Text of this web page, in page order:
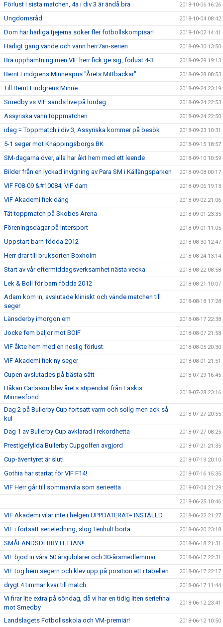
Förlust i sista matchen, 4a i div 3 är ändå bra 2018-10-06 16:26
Ungdomsråd 2018-10-04 08:42
Dom här härliga tjejerna söker fler fotbollskompisar! 2018-10-02 14:41
Härligt gäng vände och vann herr7an-serien 2018-09-30 13:50
Bra upphämtning men VIF herr fick ge sig, förlust 4-3 2018-09-29 19:13
Bernt Lindgrens Minnespris "Årets Mittbackar" 2018-09-28 08:53
Till Bernt Lindgrens Minne 2018-09-24 23:19
Smedby vs VIF sänds live på lördag 2018-09-24 22:53
Assyriska vann toppmatchen 2018-09-24 22:50
idag = Toppmatch i div 3, Assyriska kommer på besök 2018-09-23 10:31
5-1 seger mot Knäppingsborgs BK 2018-09-15 18:57
SM-dagarna över, alla har åkt hem med ett leende 2018-09-10 10:59
Bilder från en lyckad invigning av Para SM i Källängsparken 2018-09-08 00:17
VIF F08-09 &#10084; VIF dam 2018-09-06 19:13
VIF Akademi fick däng 2018-09-02 21:06
Tät toppmatch på Skobes Arena 2018-09-01 23:35
Föreningsdagar på Intersport 2018-09-01 11:05
Uppstart barn födda 2012 2018-08-30 12:47
Herr drar till bruksorten Boxholm 2018-08-24 13:14
Start av vår eftermiddagsverksamhet nästa vecka 2018-08-22 08:58
Lek & Boll för barn födda 2012 2018-08-21 10:07
Adam kom in, avslutade kliniskt och vände matchen till
seger
2018-08-18 17:28
Länsderby imorgon em 2018-08-17 22:38
Jocke fem baljor mot BOIF 2018-08-07 21:58
VIF åkte hem med en neslig förlust 2018-08-05 20:30
VIF Akademi fick ny seger 2018-08-01 21:51
Cupen avslutades på bästa sätt 2018-07-29 16:45
Håkan Carlsson blev årets stipendiat från Läskis
Minnesfond
2018-07-28 23:16
Dag 2 på Bullerby Cup fortsatt varm och solig men ack så
kul
2018-07-27 20:55
Dag 1 av Bullerby Cup avklarad i rekordhetta 2018-07-27 08:25
Prestigefyllda Bullerby Cupgolfen avgjord 2018-07-21 21:35
Cup-äventyret är slut! 2018-07-19 20:10
Gothia har startat för VIF F14! 2018-07-16 15:35
VIF Herr går till sommarvila som serieetta 2018-07-04 21:29
2018-06-25 10:46
VIF Akademi vilar inte i helgen UPPDATERAT= INSTÄLLD 2018-06-22 21:27
VIF i fortsatt serieledning, slog Tenhult borta 2018-06-20 23:18
SMÅLANDSDERBY I ETTAN!! 2018-06-18 21:31
VIF bjöd in våra 50 årsjubilarer och 30-årsmedlemmar 2018-06-17 22:31
VIF tog hem segern och klev upp på position ett i tabellen 2018-06-17 22:17
drygt 4 timmar kvar till match 2018-06-17 11:44
Vi firar lite extra på söndag, då vi har en tidig liten seriefinal
mot Smedby
2018-06-12 23:41
Landslagets Fotbollsskola och VM-premiär! 2018-06-12 10:50